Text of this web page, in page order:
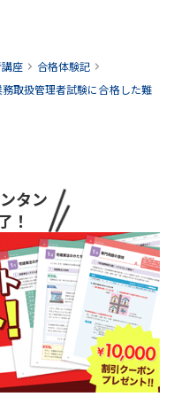
講座
合格体験記
取扱管理者試験に合格した難
タン
！